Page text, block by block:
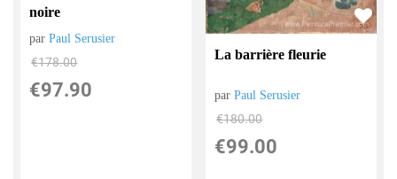
noire
parPaul Serusier
€178.00
€97.90
La barrière fleurie
parPaul Serusier
€180.00
€99.00